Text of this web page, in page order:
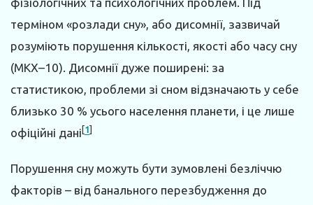
терміном «розлади сну», або дисомнії, зазвичай
розуміють порушення кількості, якості або часу сну
(МКХ–10). Дисомнії дуже поширені: за
статистикою, проблеми зі сном відзначають у себе
близько 30 % усього населення планети, і це лише
офіційні дані [1]
Порушення сну можуть бути зумовлені безліччю
факторів – від банального перезбудження до